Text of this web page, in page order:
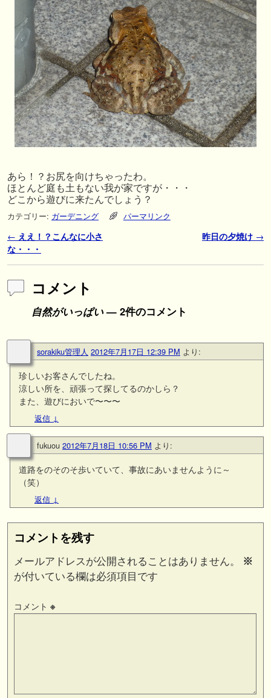
あら！？お尻を向けちゃったわ。
ほとんど庭も土もない我が家ですが・・・
どこから遊びに来たんでしょう？
カテゴリー: ガーデニング パーマリンク
投稿ナビゲーション
← ええ！？こんなに小さ
な・・・
昨日の夕焼け →
コメント
自然がいっぱい— 2件のコメント
sorakiku管理人 2012年7月17日 12:39 PM より:
珍しいお客さんでしたね。
涼しい所を、頑張って探してるのかしら？
また、遊びにおいで〜〜〜
返信 ↓
fukuou 2012年7月18日 10:56 PM より:
道路をのそのそ歩いていて、事故にあいませんように～
（笑）
返信 ↓
コメントを残す
メールアドレスが公開されることはありません。
※
が付いている欄は必須項目です
コメント ※